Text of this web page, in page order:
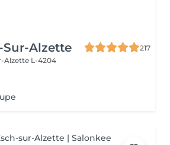
Sur-Alzette
217
Alzette L-4204